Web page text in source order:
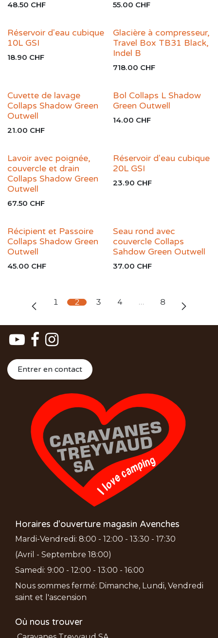
48.50 CHF 55.00 CHF
Réservoir d'eau cubique
10L GSI
18.90 CHF
Glacière à compresseur,
Travel Box TB31 Black,
Indel B
718.00 CHF
Cuvette de lavage
Collaps Shadow Green
Outwell
21.00 CHF
Bol Collaps L Shadow
Green Outwell
14.00 CHF
Lavoir avec poignée,
couvercle et drain
Collaps Shadow Green
Outwell
67.50 CHF
Réservoir d'eau cubique
20L GSI
23.90 CHF
Récipient et Passoire
Collaps Shadow Green
Outwell
45.00 CHF
Seau rond avec
couvercle Collaps
Sahdow Green Outwell
37.00 CHF
1 2 3 4 … 8
Entrer en contact
Horaires d'ouverture magasin Avenches
Mardi-Vendredi: 8:00 - 12:00 - 13:30 - 17:30
(Avril - Septembre 18:00)
Samedi: 9:00 - 12:00 - 13:00 - 16:00
Nous sommes fermé: Dimanche, Lundi, Vendredi
saint et l'ascension
Où nous trouver